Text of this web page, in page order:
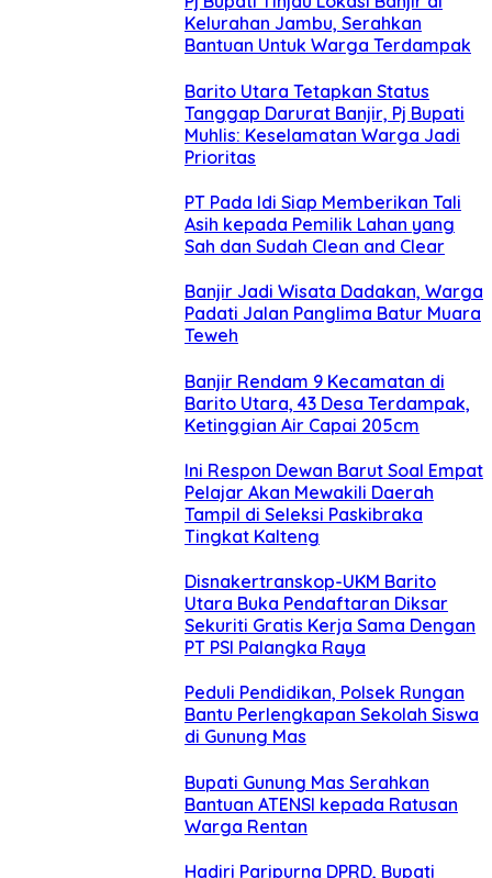
Kelurahan Jambu, Serahkan
Bantuan Untuk Warga Terdampak
Barito Utara Tetapkan Status
Tanggap Darurat Banjir, Pj Bupati
Muhlis: Keselamatan Warga Jadi
Prioritas
PT Pada Idi Siap Memberikan Tali
Asih kepada Pemilik Lahan yang
Sah dan Sudah Clean and Clear
Banjir Jadi Wisata Dadakan, Warga
Padati Jalan Panglima Batur Muara
Teweh
Banjir Rendam 9 Kecamatan di
Barito Utara, 43 Desa Terdampak,
Ketinggian Air Capai 205cm
Ini Respon Dewan Barut Soal Empat
Pelajar Akan Mewakili Daerah
Tampil di Seleksi Paskibraka
Tingkat Kalteng
Disnakertranskop-UKM Barito
Utara Buka Pendaftaran Diksar
Sekuriti Gratis Kerja Sama Dengan
PT PSI Palangka Raya
Peduli Pendidikan, Polsek Rungan
Bantu Perlengkapan Sekolah Siswa
di Gunung Mas
Bupati Gunung Mas Serahkan
Bantuan ATENSI kepada Ratusan
Warga Rentan
Hadiri Paripurna DPRD, Bupati